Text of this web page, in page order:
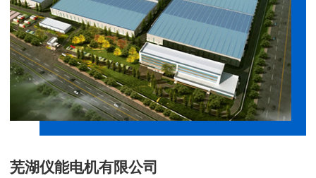
芜湖仪能电机有限公司